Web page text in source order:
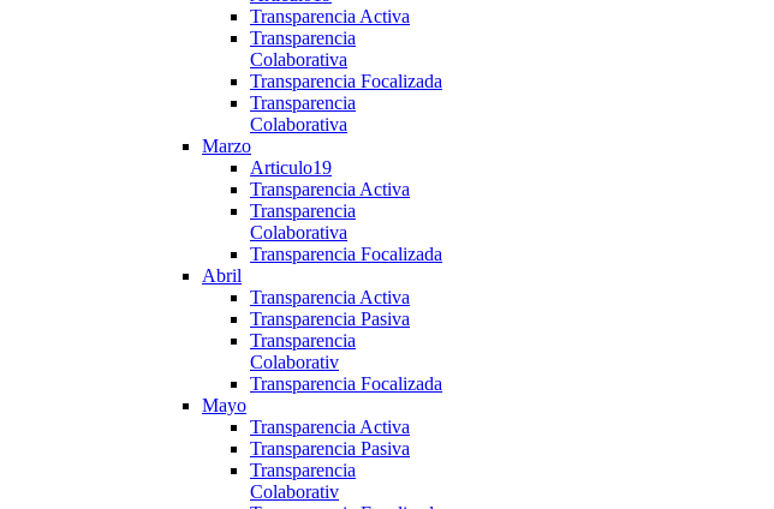
Transparencia Activa
Transparencia
Colaborativa
Transparencia Focalizada
Transparencia
Colaborativa
Marzo
Articulo19
Transparencia Activa
Transparencia
Colaborativa
Transparencia Focalizada
Abril
Transparencia Activa
Transparencia Pasiva
Transparencia
Colaborativ
Transparencia Focalizada
Mayo
Transparencia Activa
Transparencia Pasiva
Transparencia
Colaborativ